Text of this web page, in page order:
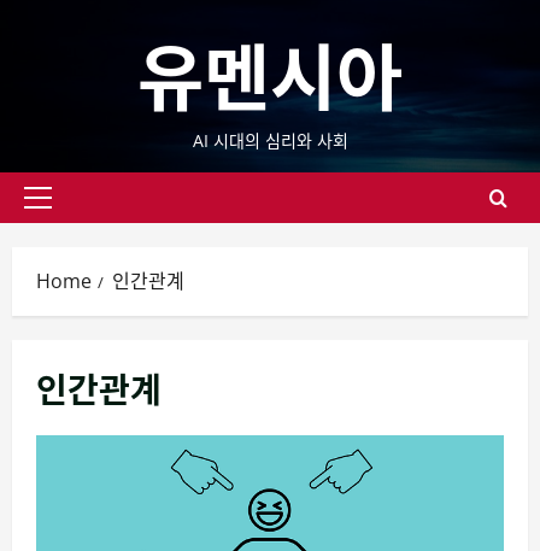
유멘시아
AI 시대의 심리와 사회
Primary
Home 인간관계
인간관계